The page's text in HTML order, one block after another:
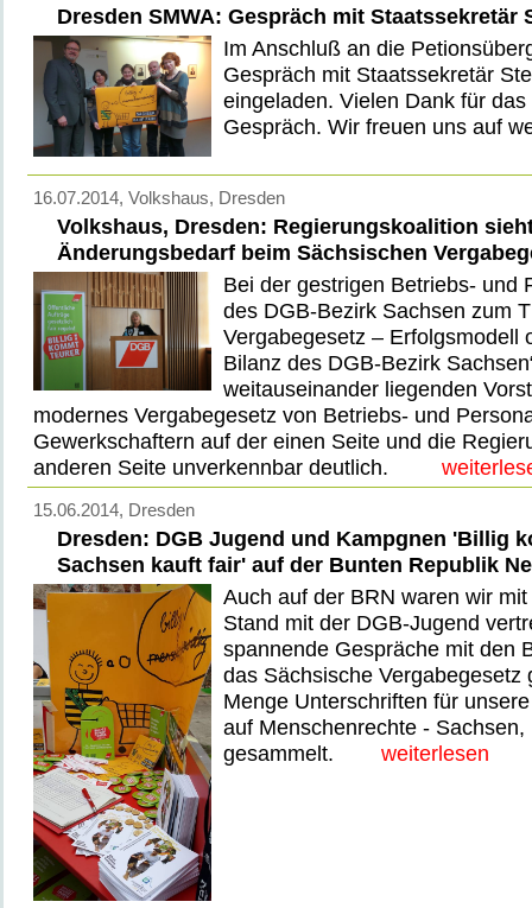
Dresden SMWA: Gespräch mit Staatssekretär
Im Anschluß an die
Gespräch mit Staatssekretär
eingeladen. Vielen Dank für
Gespräch. Wir freuen uns auf
16.07.2014, Volkshaus, Dresden
Volkshaus, Dresden: Regierungskoalition
Änderungsbedarf beim Sächsischen
Bei der gestrigen Betriebs- und
des DGB-Bezirk Sachsen zum
Vergabegesetz – Erfolgsmodell
Bilanz des DGB-Bezirk
weitauseinander liegenden
modernes Vergabegesetz von Betriebs- und
Gewerkschaftern auf der einen Seite und die
anderen Seite unverkennbar deutlich.
15.06.2014, Dresden
Dresden: DGB Jugend und Kampgnen 'Billig
Sachsen kauft fair' auf der Bunten Republik
Auch auf der BRN waren wir
Stand mit der DGB-Jugend
spannende Gespräche mit den
das Sächsische Vergabegesetz
Menge Unterschriften für
auf Menschenrechte - Sachsen,
gesammelt.
weiterlesen